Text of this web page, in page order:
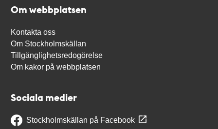
Om webbplatsen
Kontakta oss
Om Stockholmskällan
Tillgänglighetsredogörelse
Om kakor på webbplatsen
Sociala medier
Stockholmskällan på Facebook